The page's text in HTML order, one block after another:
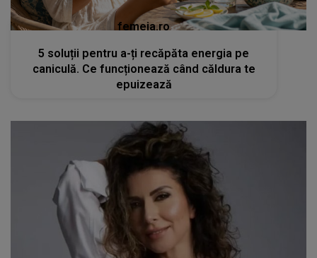
femeia.ro
5 soluții pentru a-ți recăpăta energia pe
caniculă. Ce funcționează când căldura te
epuizează